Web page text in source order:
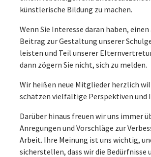
künstlerische Bildung zu machen.
Wenn Sie Interesse daran haben,
Beitrag zur Gestaltung unserer
leisten und Teil unserer
dann zögern Sie nicht, sich zu melden.
Wir heißen neue Mitglieder herzlich
schätzen vielfältige Perspektiven und
Darüber hinaus freuen wir uns immer
Anregungen und Vorschläge zur
Arbeit. Ihre Meinung ist uns wichtig,
sicherstellen, dass wir die Bedürfnisse